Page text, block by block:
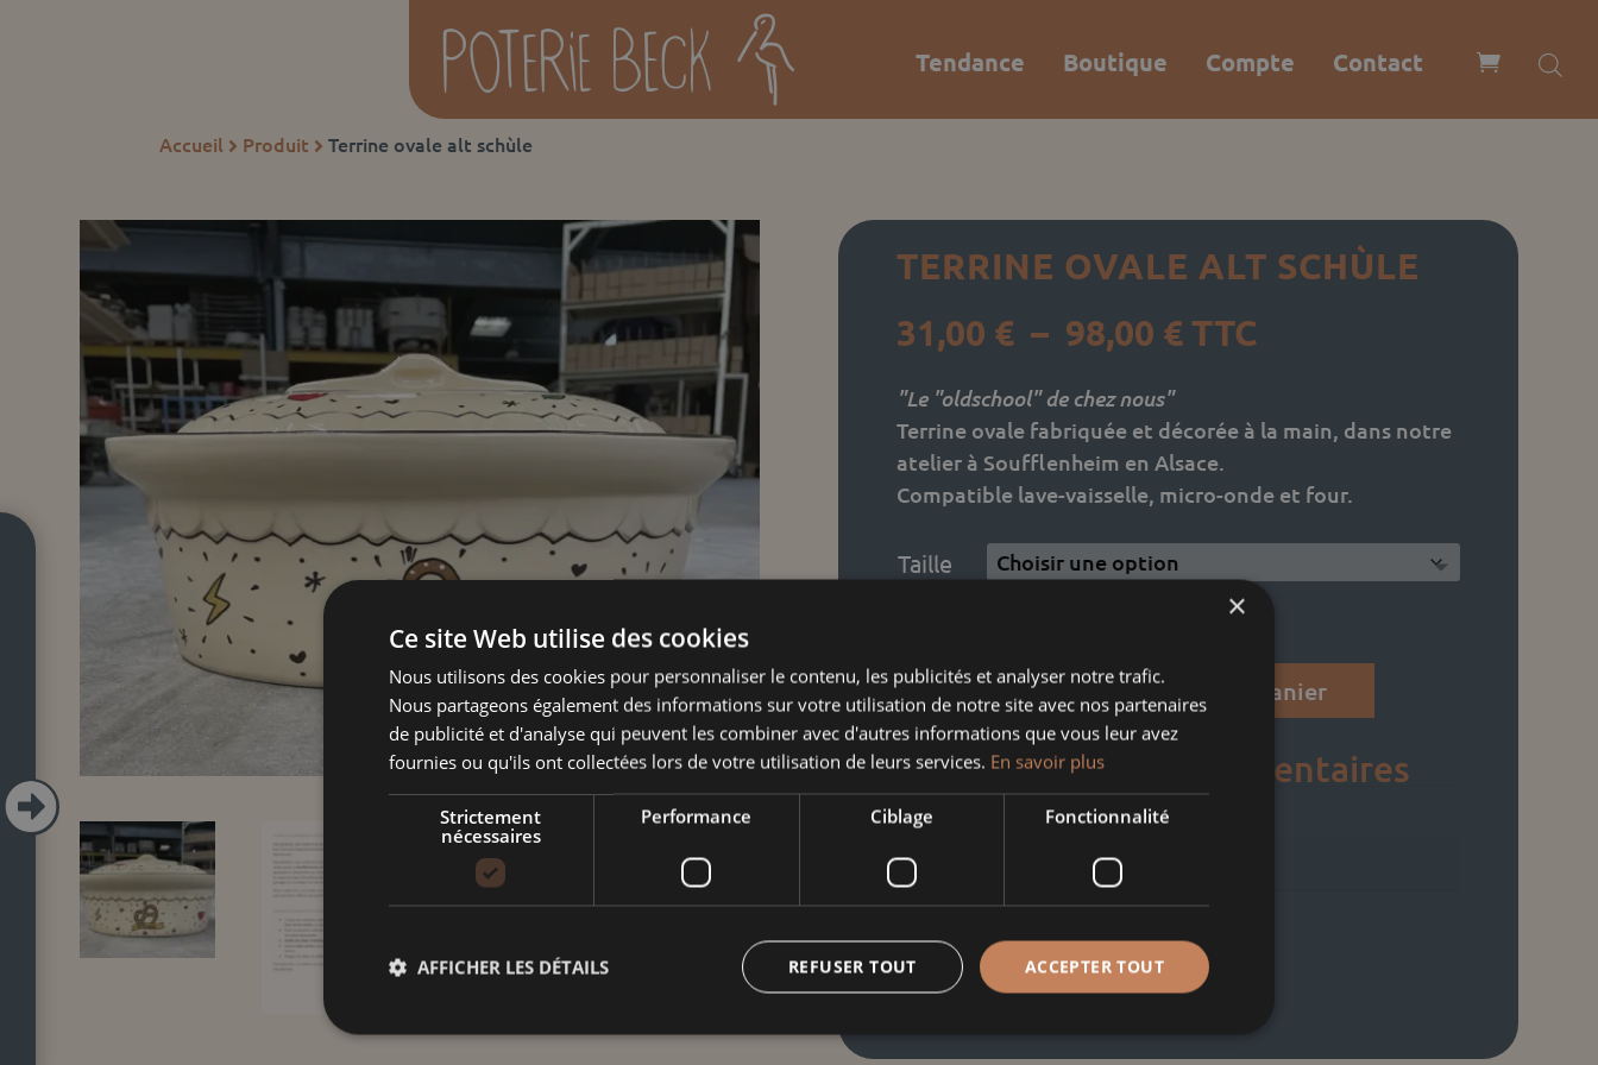

Tendance Boutique Compte Contact
Accueil  Produit  Terrine ovale alt schùle
TERRINE OVALE ALT SCHÙLE
31,00 € – 98,00 €Plage
31,00 €
à
98,00 €
TTC
"Le "oldschool" de chez nous"
Terrine ovale fabriquée et décorée à la main, dans notre
atelier à Soufflenheim en Alsace.
Compatible lave-vaisselle, micro-onde et four.
Taille
quantité
de
Terrine
ovale
Ajouter au panier
Informations complémentaires
Poids 1,13 kg
Dimensions 23 × 15 × 13 cm
×
Ce site Web utilise des cookies
Nous utilisons des cookies pour personnaliser le contenu, les publicités et analyser notre trafic.
Nous partageons également des informations sur votre utilisation de notre site avec nos partenaires
de publicité et d'analyse qui peuvent les combiner avec d'autres informations que vous leur avez
fournies ou qu'ils ont collectées lors de votre utilisation de leurs services. En savoir plus
Strictement
nécessaires
Performance Ciblage Fonctionnalité
ACCEPTER TOUT
REFUSER TOUT
AFFICHER LES DÉTAILS